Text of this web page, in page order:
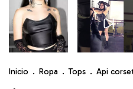
Inicio . Ropa . Tops . Api